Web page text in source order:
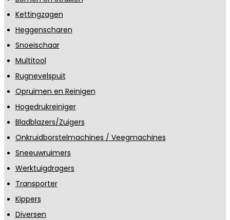
Kettingzagen
Heggenscharen
Snoeischaar
Multitool
Rugnevelspuit
Opruimen en Reinigen
Hogedrukreiniger
Bladblazers/Zuigers
Onkruidborstelmachines / Veegmachines
Sneeuwruimers
Werktuigdragers
Transporter
Kippers
Diversen